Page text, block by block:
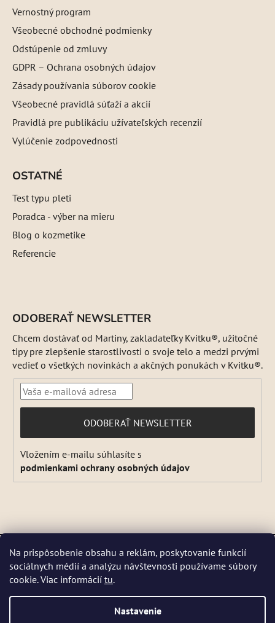
Na prispôsobenie obsahu a reklám, poskytovanie funkcií
sociálnych médií a analýzu návštevnosti používame súbory
cookie. Viac informácií tu.
Nastavenie
DŇA 5 a 6 AUGUSTA NEBUDEME ODOSIELAŤ ŽIADNE ZÁSIELKY. ☀️
Letná prevádzka: Počas horúcich dní chránime kvalitu našich výrobkov,
Niektoré produkty sú počas leta dočasne nedostupné, pretože by sa
Vernostný program
Všeobecné obchodné podmienky
Odstúpenie od zmluvy
GDPR – Ochrana osobných údajov
Zásady používania súborov cookie
Všeobecné pravidlá súťaží a akcií
Pravidlá pre publikáciu užívateľských recenzií
Vylúčenie zodpovednosti
OSTATNÉ
Test typu pleti
Poradca - výber na mieru
Blog o kozmetike
Referencie
ODOBERAŤ NEWSLETTER
Chcem dostávať od Martiny, zakladateľky Kvitku®, užitočné
tipy pre zlepšenie starostlivosti o svoje telo a medzi prvými
vedieť o všetkých novinkách a akčných ponukách v Kvitku®.
PRIHLÁSIŤ
SA
ODOBERAŤ NEWSLETTER
Vložením e-mailu súhlasíte s
podmienkami ochrany osobných údajov
Vytvoril Shoptet a
Adatelier
Copyright 2026Kvitok. Všetky práva vyhradené.Upraviť
nastavenie cookies